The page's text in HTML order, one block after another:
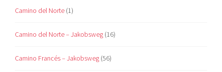
Camino del Norte (1)
Camino del Norte – Jakobsweg (16)
Camino Francés – Jakobsweg (56)